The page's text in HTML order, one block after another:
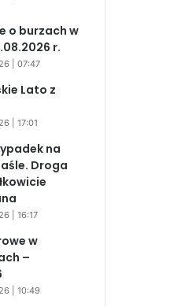
o burzach w
r.
| 07:47
Lato z
| 17:01
na
Droga
| 16:17
w
–
| 10:49